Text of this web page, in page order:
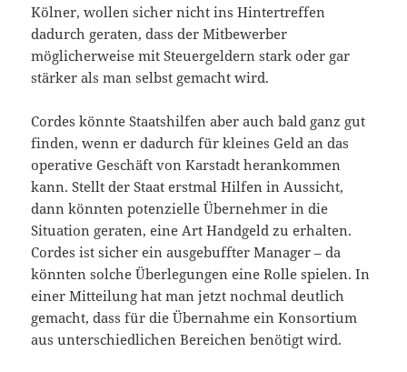
Kölner, wollen sicher nicht ins Hintertreffen
dadurch geraten, dass der Mitbewerber
möglicherweise mit Steuergeldern stark oder gar
stärker als man selbst gemacht wird.
Cordes könnte Staatshilfen aber auch bald ganz gut
finden, wenn er dadurch für kleines Geld an das
operative Geschäft von Karstadt herankommen
kann. Stellt der Staat erstmal Hilfen in Aussicht,
dann könnten potenzielle Übernehmer in die
Situation geraten, eine Art Handgeld zu erhalten.
Cordes ist sicher ein ausgebuffter Manager – da
könnten solche Überlegungen eine Rolle spielen. In
einer Mitteilung hat man jetzt nochmal deutlich
gemacht, dass für die Übernahme ein Konsortium
aus unterschiedlichen Bereichen benötigt wird.